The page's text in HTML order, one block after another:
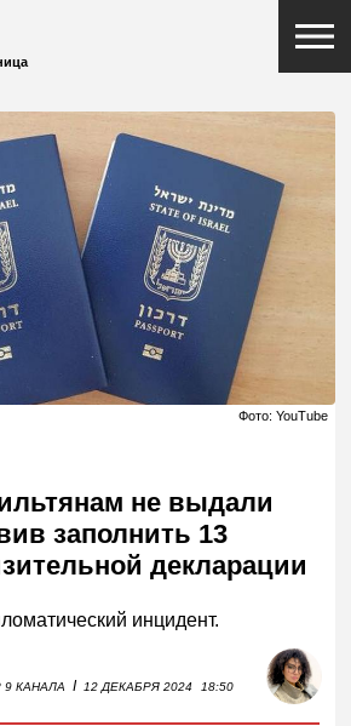
Фото: YouTube
не выдали
заполнить 13
декларации
инцидент.
КАНАЛА
I 12 ДЕКАБРЯ 2024 18:50